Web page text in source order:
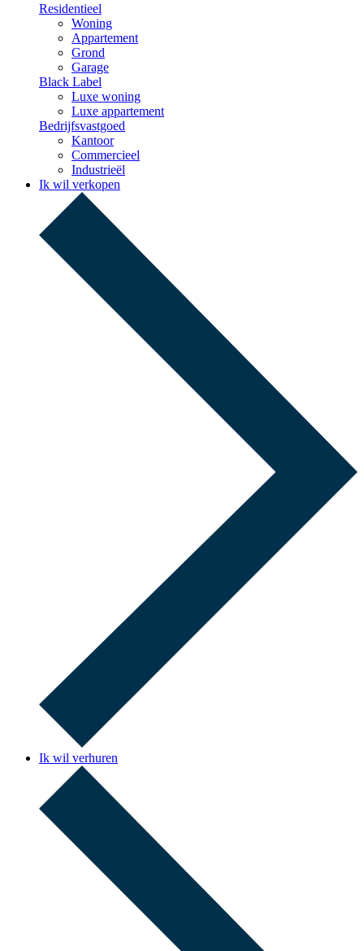
Residentieel
Woning
Appartement
Grond
Garage
Black Label
Luxe woning
Luxe appartement
Bedrijfsvastgoed
Kantoor
Commercieel
Industrieël
Ik wil verkopen
Ik wil verhuren